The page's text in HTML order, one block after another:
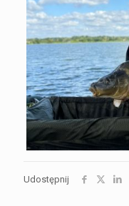
Udostępnij